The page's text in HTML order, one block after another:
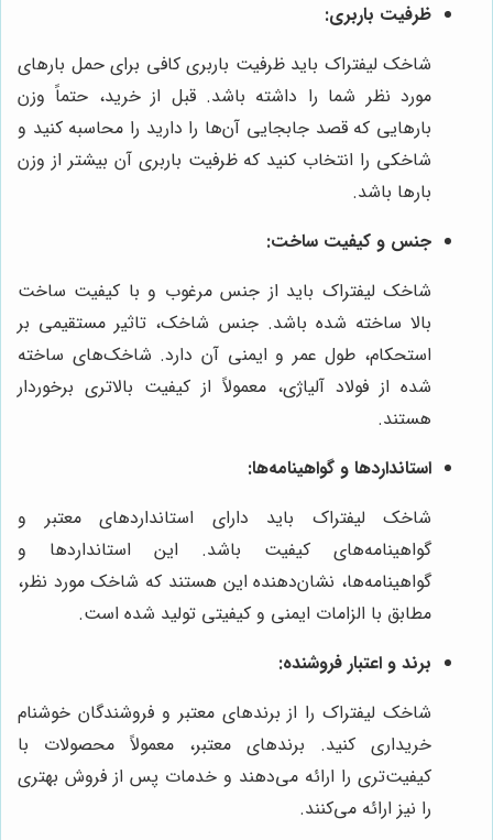
ظرفیت باربری:
شاخک لیفتراک باید ظرفیت باربری کافی برای حمل بارهای
مورد نظر شما را داشته باشد. قبل از خرید، حتماً وزن
بارهایی که قصد جابجایی آن‌ها را دارید را محاسبه کنید و
شاخکی را انتخاب کنید که ظرفیت باربری آن بیشتر از وزن
بارها باشد.
جنس و کیفیت ساخت:
شاخک لیفتراک باید از جنس مرغوب و با کیفیت ساخت
بالا ساخته شده باشد. جنس شاخک، تاثیر مستقیمی بر
استحکام، طول عمر و ایمنی آن دارد. شاخک‌های ساخته
شده از فولاد آلیاژی، معمولاً از کیفیت بالاتری برخوردار
هستند.
استانداردها و گواهینامه‌ها:
شاخک لیفتراک باید دارای استانداردهای معتبر و
گواهینامه‌های کیفیت باشد. این استانداردها و
گواهینامه‌ها، نشان‌دهنده این هستند که شاخک مورد نظر،
مطابق با الزامات ایمنی و کیفیتی تولید شده است.
برند و اعتبار فروشنده:
شاخک لیفتراک را از برندهای معتبر و فروشندگان خوشنام
خریداری کنید. برندهای معتبر، معمولاً محصولات با
کیفیت‌تری را ارائه می‌دهند و خدمات پس از فروش بهتری
را نیز ارائه می‌کنند.